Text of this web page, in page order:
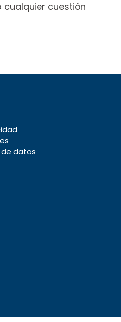
cualquier cuestión
de datos